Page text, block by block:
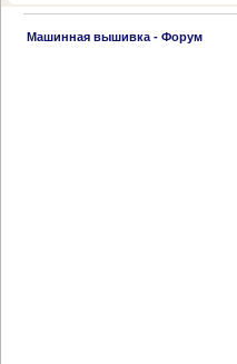
Машинная вышивка - Форум